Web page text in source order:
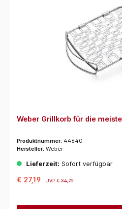
Weber Grillkorb für die
Produktnummer: 44640
Hersteller: Weber
Lieferzeit: Sofort verfügbar
€ 27,19 UVP€ 34,79